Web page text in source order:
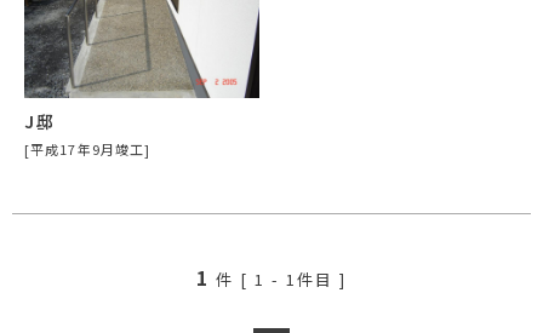
J邸
[平成17年9月竣工]
1 件 [1 - 1件目 ]